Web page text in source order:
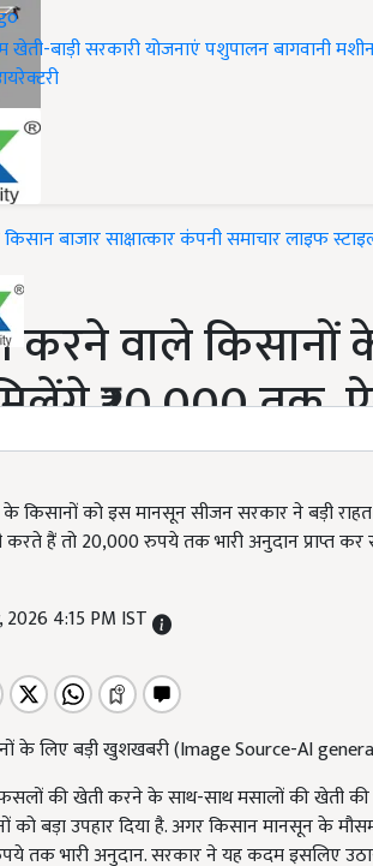
खेती-बाड़ीसरकारी योजनाएंपशुपालनबागवानी
बाजारसाक्षात्कारकंपनी समाचारलाइफ
करने वाले किसानों
₹20,000 तक,
के किसानों को इस मानसून सीजन सरकार ने बड़ी
हैं तो 20,000 रुपये तक भारी अनुदान प्राप्त
2026 4:15 PM IST
के लिए बड़ी खुशखबरी (Image Source-AI
की खेती करने के साथ-साथ मसालों की खेती
बड़ा उपहार दिया है. अगर किसान मानसून के
तक भारी अनुदान. सरकार ने यह कदम इसलिए